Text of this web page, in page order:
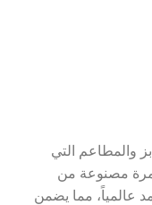
والمطاعم التي
مصنوعة من
والمعتمد عالمياً، مما يضمن